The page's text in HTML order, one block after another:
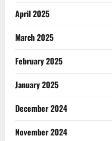
April 2025
March 2025
February 2025
January 2025
December 2024
November 2024